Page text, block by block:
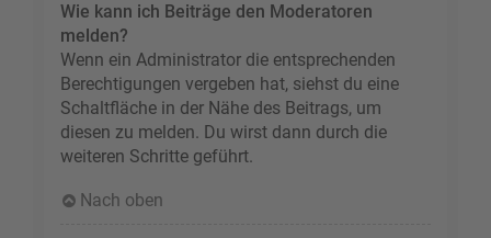
Wie kann ich Beiträge den Moderatoren
melden?
Wenn ein Administrator die entsprechenden
Berechtigungen vergeben hat, siehst du eine
Schaltfläche in der Nähe des Beitrags, um
diesen zu melden. Du wirst dann durch die
weiteren Schritte geführt.
Nach oben